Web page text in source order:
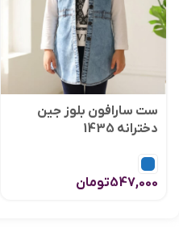
ست سارافون بلوز جین
دخترانه 1435
547,000تومان